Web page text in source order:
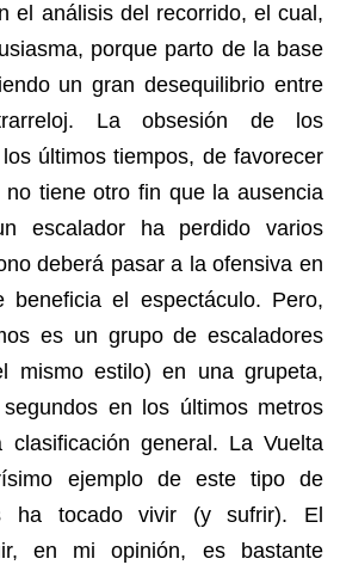
el análisis del recorrido, el cual,
porque parto de la base
un gran desequilibrio entre
La obsesión de los
últimos tiempos, de favorecer
tiene otro fin que la ausencia
escalador ha perdido varios
deberá pasar a la ofensiva en
el espectáculo. Pero,
es un grupo de escaladores
mismo estilo) en una grupeta,
en los últimos metros
general. La Vuelta
ejemplo de este tipo de
ha tocado vivir (y sufrir). El
en mi opinión, es bastante